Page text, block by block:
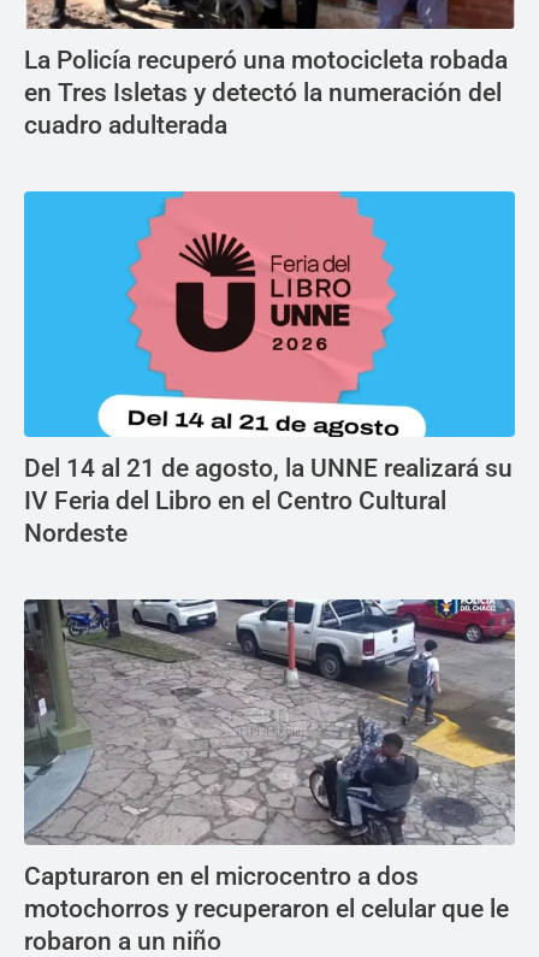
La Policía recuperó una motocicleta robada
en Tres Isletas y detectó la numeración del
cuadro adulterada
Del 14 al 21 de agosto, la UNNE realizará su
IV Feria del Libro en el Centro Cultural
Nordeste
Capturaron en el microcentro a dos
motochorros y recuperaron el celular que le
robaron a un niño